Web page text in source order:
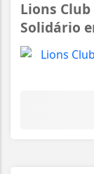
Lions
Solidário